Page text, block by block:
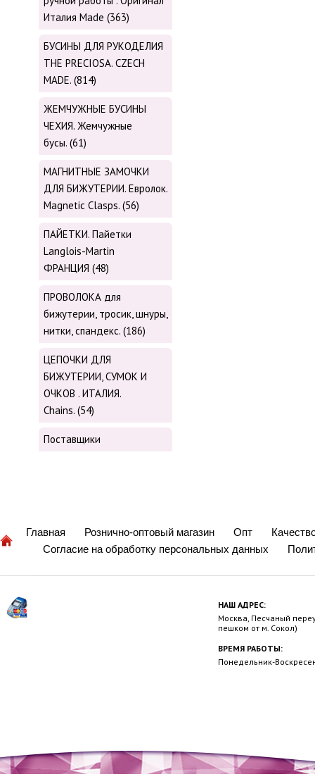
Италия Made (363)
БУСИНЫ ДЛЯ РУКОДЕЛИЯ
THE PRECIOSA. CZECH
MADE. (814)
ЖЕМЧУЖНЫЕ БУСИНЫ
ЧЕХИЯ. Жемчужные
бусы. (61)
МАГНИТНЫЕ ЗАМОЧКИ
ДЛЯ БИЖУТЕРИИ. Евролок.
Magnetic Сlasps. (56)
ПАЙЕТКИ. Пайетки
Langlois-Martin
ФРАНЦИЯ (48)
ПРОВОЛОКА для
бижутерии, тросик, шнуры,
нитки, cпандекс. (186)
ЦЕПОЧКИ ДЛЯ
БИЖУТЕРИИ, СУМОК И
ОЧКОВ . ИТАЛИЯ.
Chains. (54)
Поставщики
Главная Рознично-оптовый магазин Опт
Согласие на обработку персональных данных
НАШ АДРЕС:
Москва, Песчаный
пешком от м. Сокол)
ВРЕМЯ РАБОТЫ:
Понедельник-